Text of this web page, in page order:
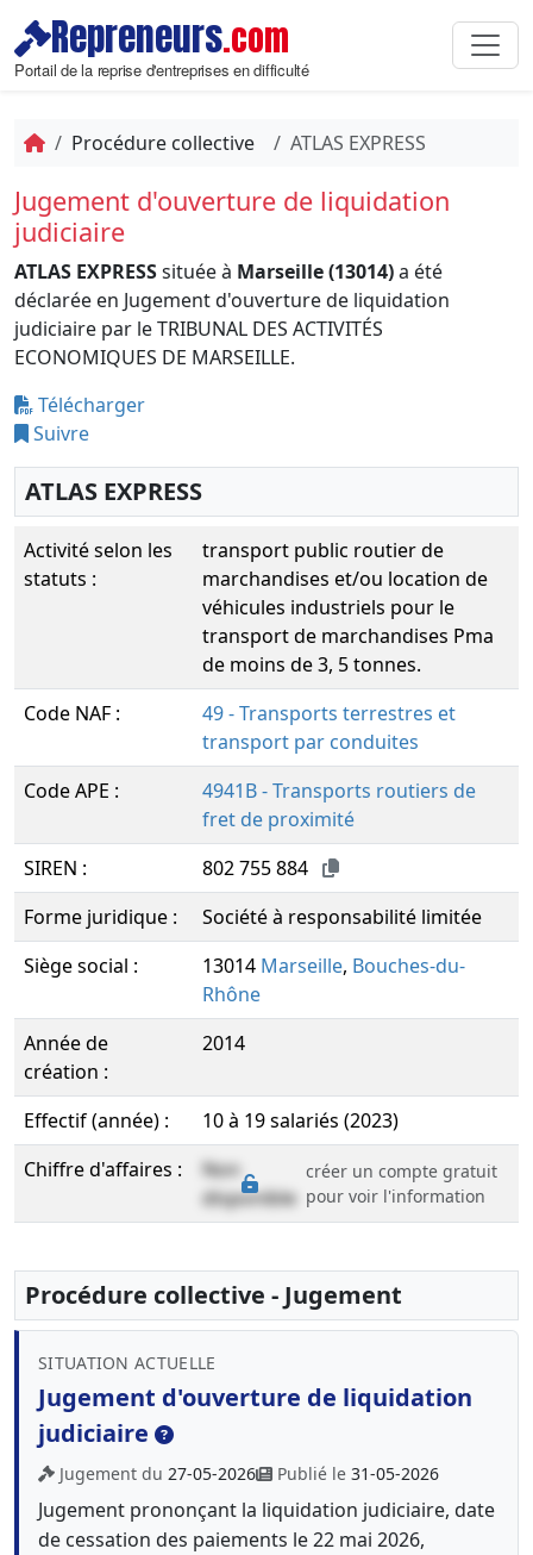
Repreneurs.com
Portail de la reprise d'entreprises en difficulté
Procédure collective ATLAS EXPRESS
Jugement d'ouverture de liquidation
judiciaire
ATLAS EXPRESSsituée à Marseille (13014)a été
déclarée en Jugement d'ouverture de liquidation
judiciaire par le TRIBUNAL DES ACTIVITÉS
ECONOMIQUES DE MARSEILLE.
Télécharger
Suivre
ATLAS EXPRESS
Activité selon les
statuts :
transport public routier de
marchandises et/ou location de
véhicules industriels pour le
transport de marchandises Pma
de moins de 3, 5 tonnes.
Code NAF :
49 - Transports terrestres et
transport par conduites
Code APE :
4941B - Transports routiers de
fret de proximité
SIREN :
802 755 884
Forme juridique :
Société à responsabilité limitée
Siège social :
13014 Marseille, Bouches-du-
Rhône
Année de
création :
2014
Effectif (année) :
10 à 19 salariés (2023)
Chiffre d'affaires :
Non
disponible
créer un compte gratuit
pour voir l'information
Procédure collective - Jugement
SITUATION ACTUELLE
Jugement d'ouverture de liquidation
judiciaire
Jugement du 27-05-2026 Publié le 31-05-2026
Jugement prononçant la liquidation judiciaire, date
de cessation des paiements le 22 mai 2026,